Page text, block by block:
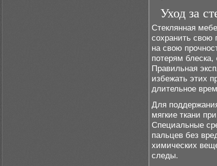
Уход за
Стеклянная
сохранить свою
на свою
потерям
Правильная
избежать этих
длительное
Для
мягкие ткани
Специальные
пальцев без
химических
следы.